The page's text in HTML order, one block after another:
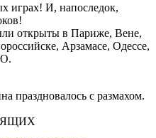
играх! И, напоследок,
открыты в Париже, Вене,
Арзамасе, Одессе,
праздновалось с размахом.